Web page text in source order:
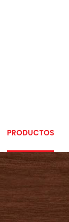
PRODUCTOS